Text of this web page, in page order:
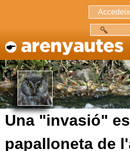
Accedeix
Una "invasió"
papalloneta de